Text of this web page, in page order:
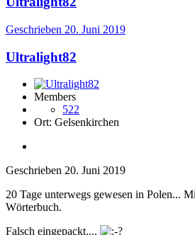
Geschrieben 20. Juni 2019
Ultralight82
Members
522
Ort: Gelsenkirchen
Geschrieben 20. Juni 2019
20 Tage unterwegs gewesen in Polen...
Wörterbuch.
Falsch eingepackt....